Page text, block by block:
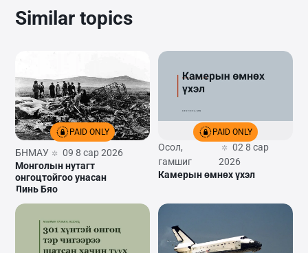
Similar topics
PAID ONLY
БНМАУ
09 8 сар 2026
Монголын нутагт
онгоцтойгоо унасан
Линь Бяо
PAID ONLY
Осол,
гамшиг
02 8 сар
2026
Камерын өмнөх үхэл